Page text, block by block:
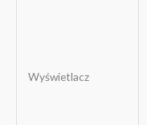
Wyświetlacz